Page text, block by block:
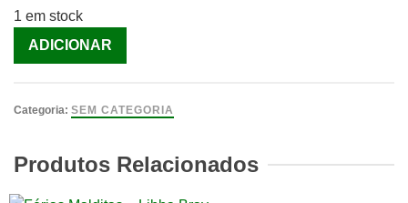
1 em stock
Quantidade
de
Arte
[Livro]
ADICIONAR
Categoria: SEM CATEGORIA
Produtos Relacionados